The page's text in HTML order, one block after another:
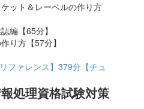
ット＆レーベルの作り方
編【65分】
り方【57分】
ファレンス】379分【チュ
処理資格試験対策